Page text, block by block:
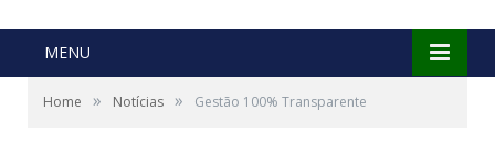
MENU
Home » Notícias » Gestão 100% Transparente